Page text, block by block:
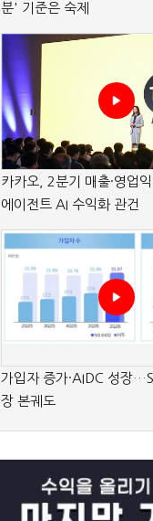
분' 기준은 숙제
카카오, 2분기 매출·영업
에이전트 AI 수익화 관건
가입자 증가·AIDC 성장
장 본궤도